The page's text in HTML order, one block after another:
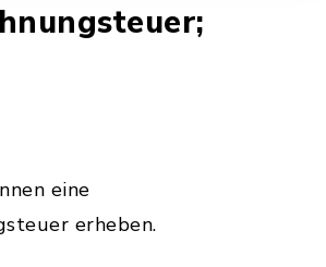
eine
erheben.